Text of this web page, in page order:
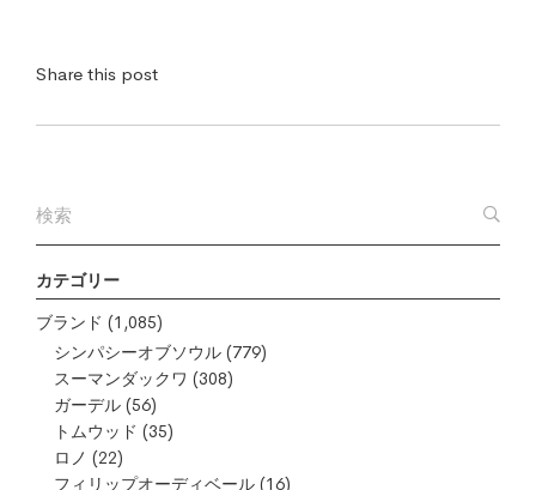
カテゴリー
ブランド (1,085)
シンパシーオブソウル (779)
スーマンダックワ (308)
ガーデル (56)
トムウッド (35)
ロノ (22)
フィリップオーディベール (16)
Share this post